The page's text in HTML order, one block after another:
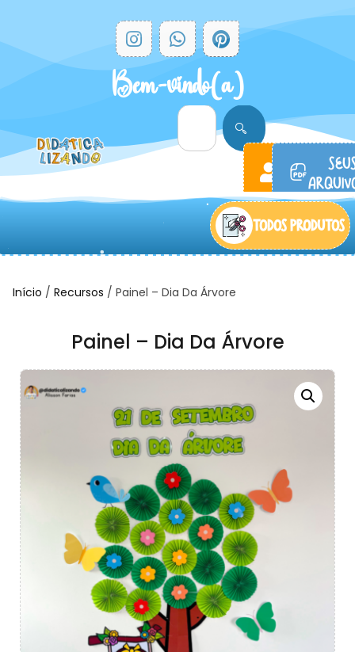
Bem-vindo(a)
ACESSAR
CONTA
TODOS PRODUTOS
Início / Recursos / Painel – Dia Da Árvore
Painel – Dia Da Árvore